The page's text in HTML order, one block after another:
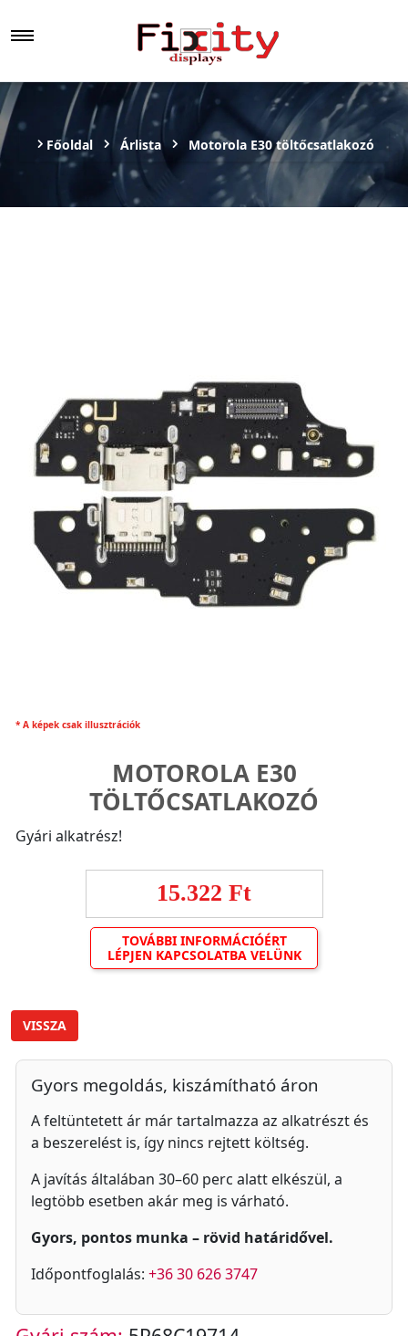
Főoldal Árlista Motorola E30 töltőcsatlakozó
* A képek csak illusztrációk
MOTOROLA E30
TÖLTŐCSATLAKOZÓ
Gyári alkatrész!
15.322 Ft
TOVÁBBI INFORMÁCIÓÉRT
LÉPJEN KAPCSOLATBA VELÜNK
VISSZA
Gyors megoldás, kiszámítható áron
A feltüntetett ár már tartalmazza az alkatrészt és
a beszerelést is, így nincs rejtett költség.
A javítás általában 30–60 perc alatt elkészül, a
legtöbb esetben akár meg is várható.
Gyors, pontos munka – rövid határidővel.
Időpontfoglalás: +36 30 626 3747